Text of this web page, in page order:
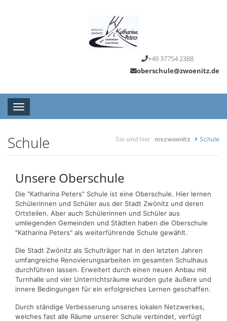
+49 37754 2388
oberschule@zwoenitz.de
Toggle navigation
Schule Sie sind hier mszwoenitz Schule
Unsere Oberschule
Die "Katharina Peters" Schule ist eine Oberschule. Hier lernen
Schülerinnen und Schüler aus der Stadt Zwönitz und deren
Ortsteilen. Aber auch Schülerinnen und Schüler aus
umliegenden Gemeinden und Städten haben die Oberschule
"Katharina Peters" als weiterführende Schule gewählt.
Die Stadt Zwönitz als Schulträger hat in den letzten Jahren
umfangreiche Renovierungsarbeiten im gesamten Schulhaus
durchführen lassen. Erweitert durch einen neuen Anbau mit
Turnhalle und vier Unterrichtsräume wurden gute äußere und
innere Bedingungen für ein erfolgreiches Lernen geschaffen.
Durch ständige Verbesserung unseres lokalen Netzwerkes,
welches fast alle Räume unserer Schule verbindet, verfügt